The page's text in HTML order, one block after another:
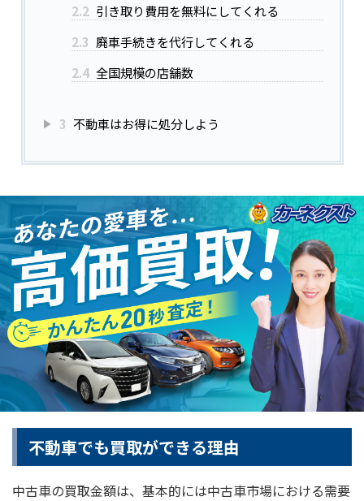
2.2 引き取り費用を無料にしてくれる
2.3 廃車手続きを代行してくれる
2.4 全国規模の店舗数
3 不動車はお得に処分しよう
不動車でも買取ができる理由
中古車の買取金額は、基本的には中古車市場における需要